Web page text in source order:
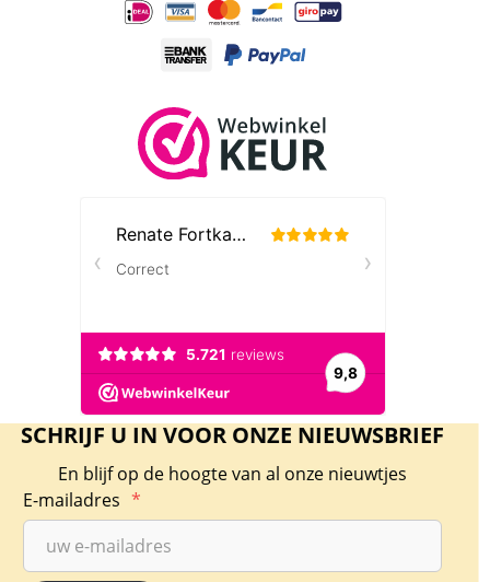
SCHRIJF U IN VOOR ONZE NIEUWSBRIEF
En blijf op de hoogte van al onze nieuwtjes
E-mailadres *